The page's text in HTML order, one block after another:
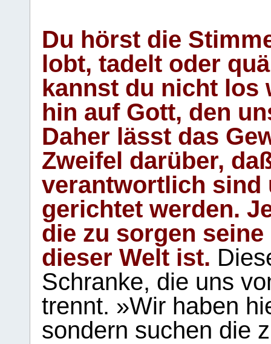
Du hörst die
lobt, tadelt oder
kannst du nicht los
hin auf Gott, den
Daher lässt das
Zweifel darüber,
verantwortlich sind
gerichtet werden.
die zu sorgen
dieser Welt ist.
Schranke, die uns
trennt. »Wir haben
sondern suchen die